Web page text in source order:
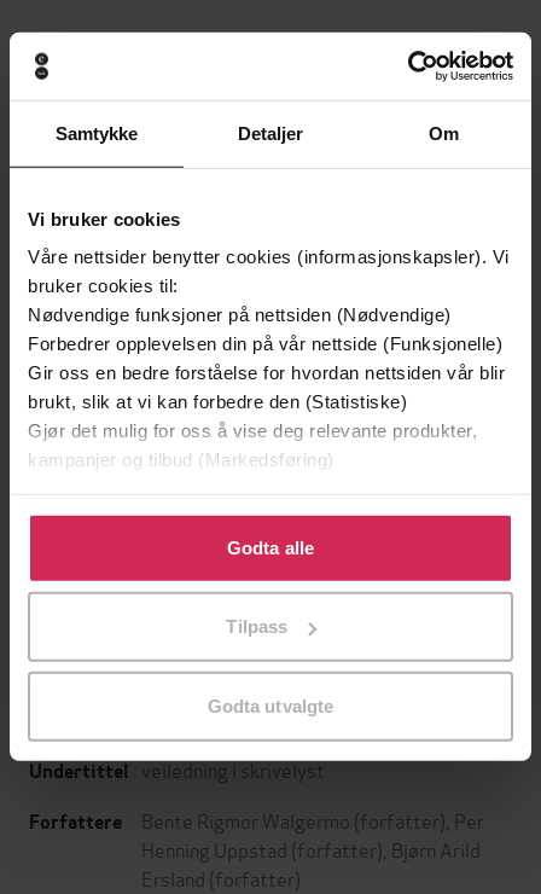
Samtykke Detaljer Om
Vi bruker cookies
Våre nettsider benytter cookies (informasjonskapsler). Vi
bruker cookies til:
Nødvendige funksjoner på nettsiden (Nødvendige)
Forbedrer opplevelsen din på vår nettside (Funksjonelle)
Gir oss en bedre forståelse for hvordan nettsiden vår blir
brukt, slik at vi kan forbedre den (Statistiske)
Gjør det mulig for oss å vise deg relevante produkter,
kampanjer og tilbud (Markedsføring)
Klikk på «Godta alle» for å gi oss ditt samtykke til å
bruke cookies for alle disse formålene. Du kan også
tilpasse ditt samtykke til spesifikke formål ved å klikke
Godta alle
Tilpass
Godta utvalgte
Andre har også kjøpt
Medusas flåte
Undertittel veiledning i skrivelyst
Forfattere Bente Rigmor Walgermo (forfatter), Per
Henning Uppstad (forfatter), Bjørn Arild
Ersland (forfatter)